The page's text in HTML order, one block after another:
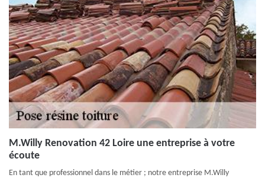
M.Willy Renovation 42 Loire une entreprise à votre
écoute
En tant que professionnel dans le métier ; notre entreprise M.Willy